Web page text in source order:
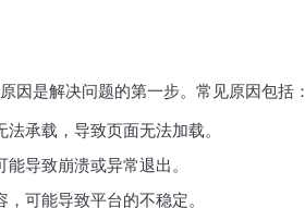
因是解决问题的第一步。常见原因包括：
承载，导致页面无法加载。
导致崩溃或异常退出。
可能导致平台的不稳定。